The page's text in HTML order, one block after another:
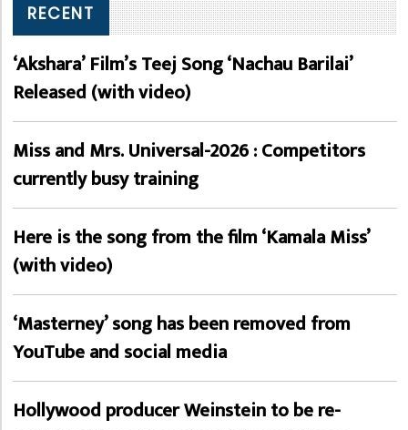
RECENT
‘Akshara’ Film’s Teej Song ‘Nachau Barilai’
Released (with video)
Miss and Mrs. Universal-2026 : Competitors
currently busy training
Here is the song from the film ‘Kamala Miss’
(with video)
‘Masterney’ song has been removed from
YouTube and social media
Hollywood producer Weinstein to be re-